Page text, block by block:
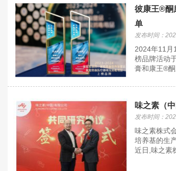
彼康王®酮
单
发布时间：
2024年11月
榜品牌活动
膏和康王®酮
味之素（
发布时间：
味之素株式
培养基的生
近日,味之素